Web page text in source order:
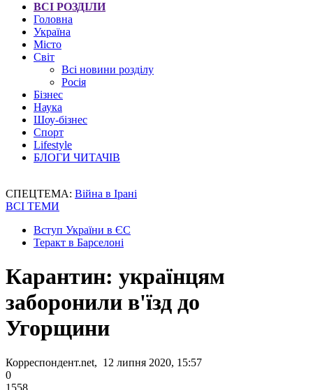
ВСІ РОЗДІЛИ
Головна
Україна
Місто
Світ
Всі новини розділу
Росія
Бізнес
Наука
Шоу-бізнес
Спорт
Lifestyle
БЛОГИ ЧИТАЧІВ
СПЕЦТЕМА: Війна в Ірані
ВСІ ТЕМИ
Вступ України в ЄС
Теракт в Барселоні
Карантин: українцям
заборонили в'їзд до
Угорщини
Корреспондент.net, 12 липня 2020, 15:57
0
1558